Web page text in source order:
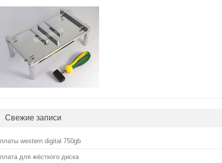
Свежие записи
платы western digital 750gb
плата для жёсткого диска